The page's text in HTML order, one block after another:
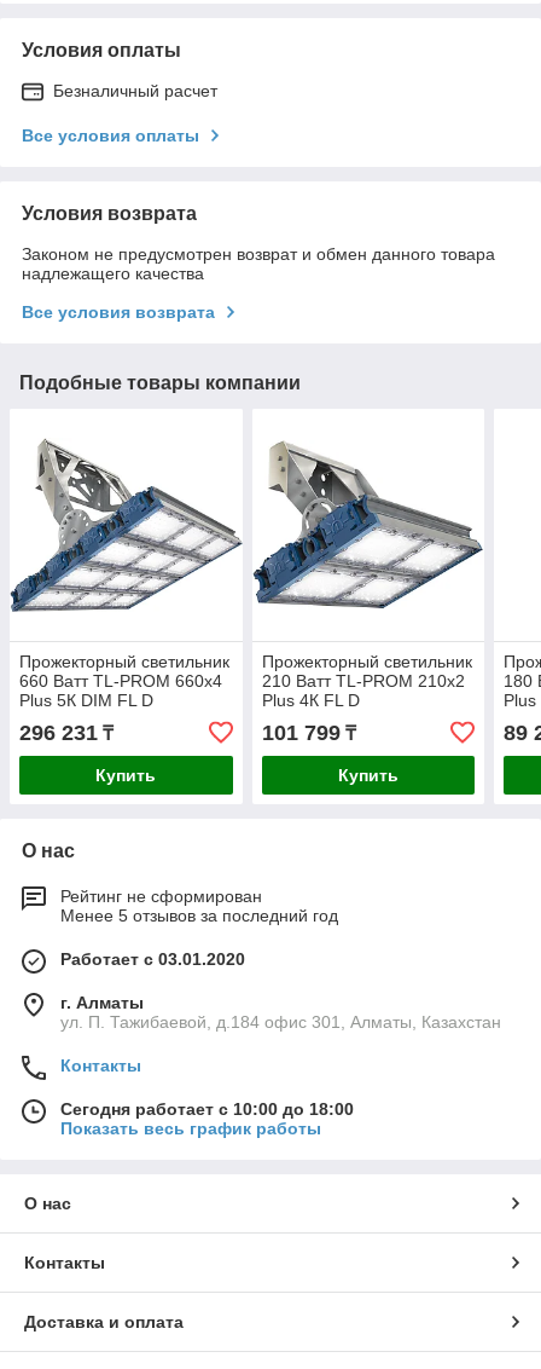
Условия оплаты
Безналичный расчет
Все условия оплаты
Условия возврата
Законом не предусмотрен возврат и обмен данного товара
надлежащего качества
Все условия возврата
Подобные товары компании
Прожекторный светильник
660 Ватт TL-PROM 660х4
Plus 5К DIM FL D
296 231 ₸
Купить
Прожекторный светильник
210 Ватт TL-PROM 210х2
Plus 4К FL D
101 799₸
Купить
180
Plus
89
О нас
Рейтинг не сформирован
Менее 5 отзывов за последний год
Работает с 03.01.2020
г. Алматы
ул. П. Тажибаевой, д.184 офис 301, Алматы, Казахстан
Контакты
Сегодня работает с 10:00 до 18:00
Показать весь график работы
О нас
Контакты
Доставка и оплата